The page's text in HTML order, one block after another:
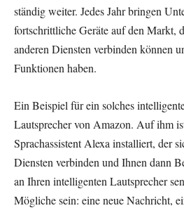
ständig weiter. Jedes Jahr bringen
fortschrittliche Geräte auf den Markt,
anderen Diensten verbinden können
Funktionen haben.
Ein Beispiel für ein solches
Lautsprecher von Amazon. Auf ihm
Sprachassistent Alexa installiert, der
Diensten verbinden und Ihnen dann
an Ihren intelligenten Lautsprecher
Mögliche sein: eine neue Nachricht,